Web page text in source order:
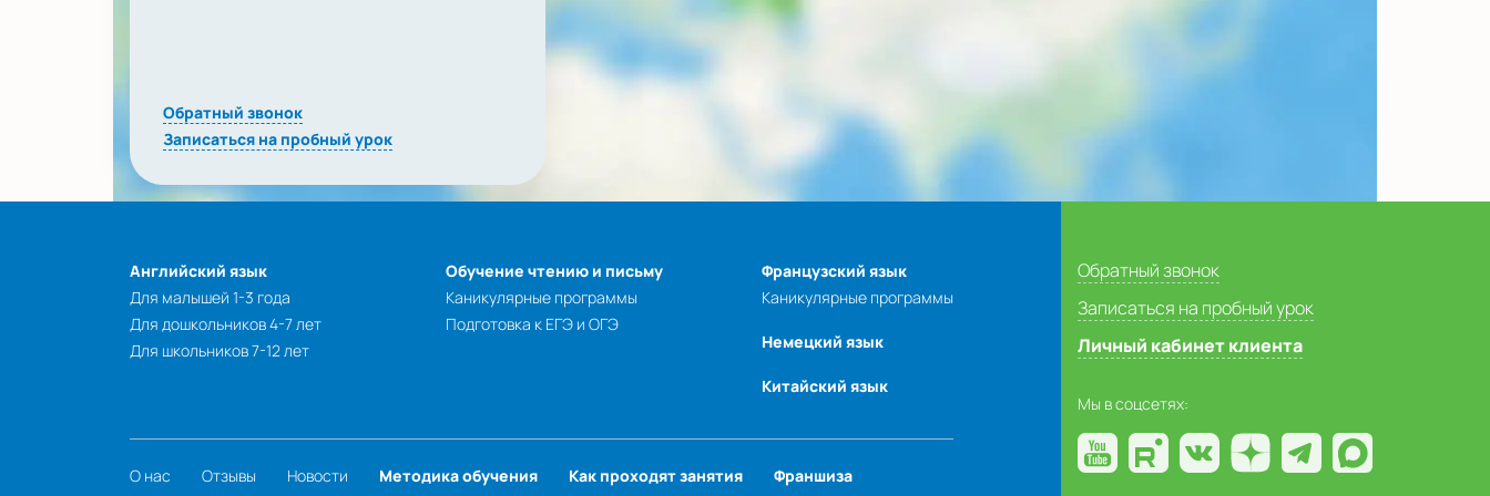
Обратный звонок
Записаться на пробный урок
Английский язык
Для малышей 1-3 года
Для дошкольников 4-7 лет
Для школьников 7-12 лет
Обучение чтению и письму
Каникулярные программы
Подготовка к ЕГЭ и ОГЭ
Французский язык
Каникулярные программы
Немецкий язык
Китайский язык
О нас Отзывы Новости Методика обучения Как проходят занятия Франшиза
Обратный звонок
Записаться на пробный урок
Личный кабинет клиента
Мы в соцсетях: